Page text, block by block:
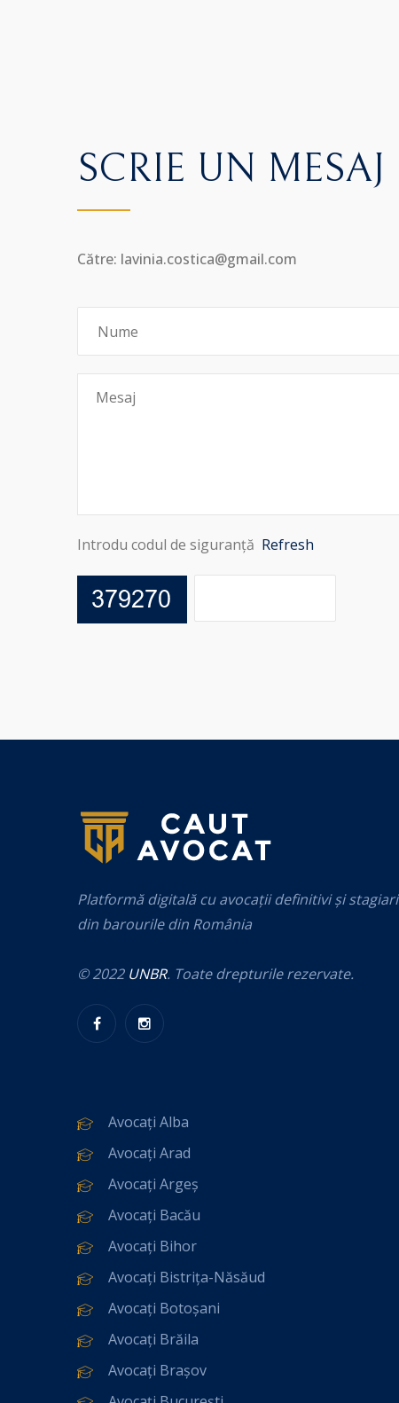
SCRIE UN MESAJ
Către: lavinia.costica@gmail.com
Introdu codul de siguranță Refresh
Platformă digitală cu avocații definitivi și stagiari
din barourile din România
© 2022 UNBR. Toate drepturile rezervate.
Avocați Alba
Avocați Arad
Avocați Argeș
Avocați Bacău
Avocați Bihor
Avocați Bistrița-Năsăud
Avocați Botoșani
Avocați Brăila
Avocați Brașov